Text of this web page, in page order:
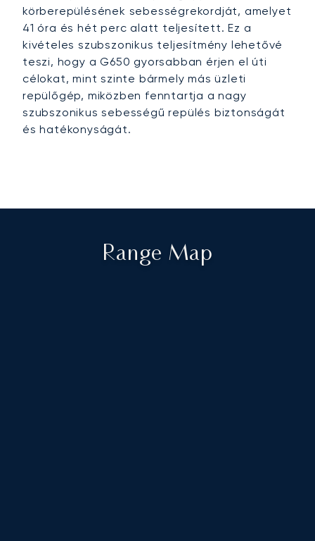
körberepülésének sebességrekordját, amelyet
41 óra és hét perc alatt teljesített. Ez a
kivételes szubszonikus teljesítmény lehetővé
teszi, hogy a G650 gyorsabban érjen el úti
célokat, mint szinte bármely más üzleti
repülőgép, miközben fenntartja a nagy
szubszonikus sebességű repülés biztonságát
és hatékonyságát.
Range Map